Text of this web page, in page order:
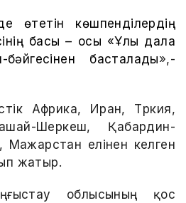
өтетін көшпенділердің
басы – осы «Ұлы дала
басталады»,-
Африка, Иран, Түркия,
Шеркеш, Қабардин-
Мажарстан елінен келген
жатыр.
облысының қос